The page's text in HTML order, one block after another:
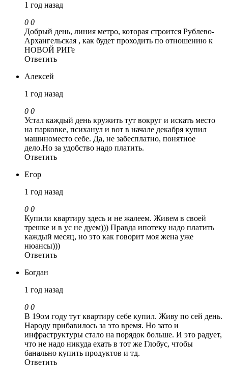
1 год назад
0 0
Добрый день, линия метро, которая строится Рублево-
Архангельская , как будет проходить по отношению к
НОВОЙ РИГе
Ответить
Алексей
1 год назад
0 0
Устал каждый день кружить тут вокруг и искать место
на парковке, психанул и вот в начале декабря купил
машиноместо себе. Да, не забесплатно, понятное
дело.Но за удобство надо платить.
Ответить
Егор
1 год назад
0 0
Купили квартиру здесь и не жалеем. Живем в своей
трешке и в ус не дуем))) Правда ипотеку надо платить
каждый месяц, но это как говорит моя жена уже
нюансы)))
Ответить
Богдан
1 год назад
0 0
В 19ом году тут квартиру себе купил. Живу по сей день.
Народу прибавилось за это время. Но зато и
инфраструктуры стало на порядок больше. И это радует,
что не надо никуда ехать в тот же Глобус, чтобы
банально купить продуктов и тд.
Ответить